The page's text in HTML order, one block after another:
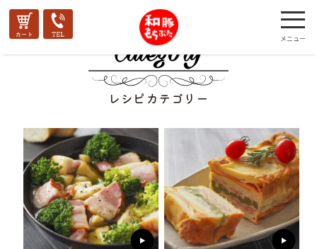
レシピカテゴリー